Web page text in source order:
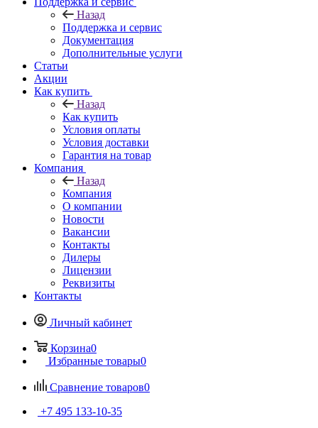
Назад
Поддержка и сервис
Документация
Дополнительные услуги
Статьи
Акции
Как купить
Назад
Как купить
Условия оплаты
Условия доставки
Гарантия на товар
Компания
Назад
Компания
О компании
Новости
Вакансии
Контакты
Дилеры
Лицензии
Реквизиты
Контакты
Личный кабинет
Корзина0
Избранные товары0
Сравнение товаров0
+7 495 133-10-35